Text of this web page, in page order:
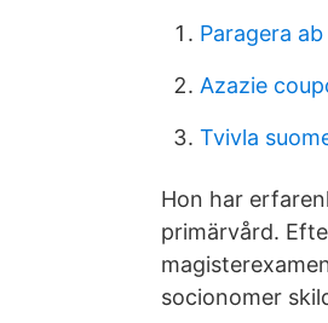
Paragera ab
Azazie
Tvivla
Hon har
primärvård.
socionomer